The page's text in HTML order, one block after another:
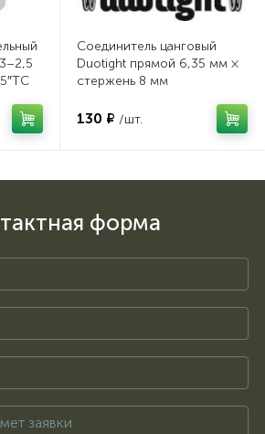
Соединитель цанговый
Duotight прямой 6,35 мм ×
стержень 8 мм
130 ₽ /шт.
форма